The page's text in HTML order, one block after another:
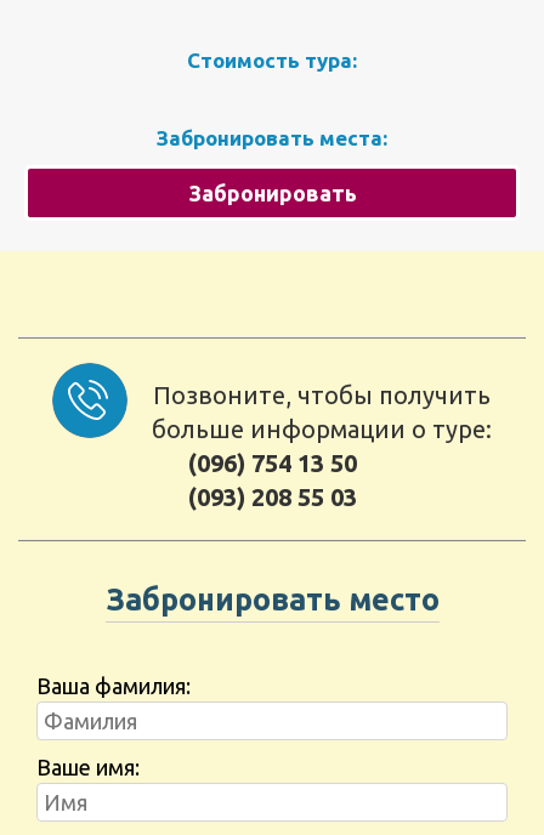
Стоимость тура:
Забронировать места:
Забронировать
Позвоните, чтобы получить
больше информации о туре:
(096) 754 13 50
(093) 208 55 03
Забронировать место
Ваша фамилия:
Ваше имя: